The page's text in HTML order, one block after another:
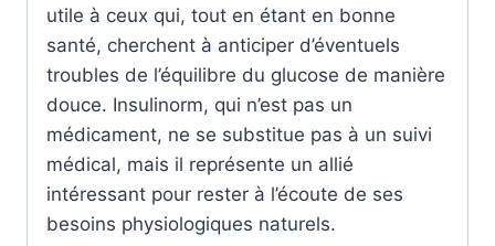
utile à ceux qui, tout en étant en bonne
santé, cherchent à anticiper d’éventuels
troubles de l’équilibre du glucose de manière
douce. Insulinorm, qui n’est pas un
médicament, ne se substitue pas à un suivi
médical, mais il représente un allié
intéressant pour rester à l’écoute de ses
besoins physiologiques naturels.